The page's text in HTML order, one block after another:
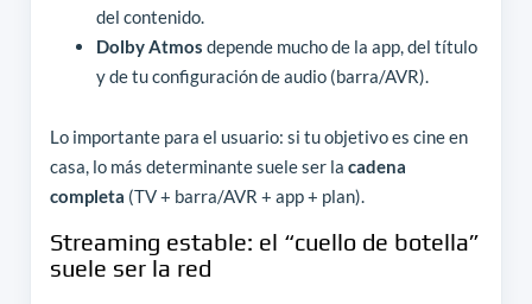
del contenido.
Dolby Atmos depende mucho de la app, del título
y de tu configuración de audio (barra/AVR).
Lo importante para el usuario: si tu objetivo es cine en
casa, lo más determinante suele ser la cadena
completa (TV + barra/AVR + app + plan).
Streaming estable: el “cuello de botella”
suele ser la red